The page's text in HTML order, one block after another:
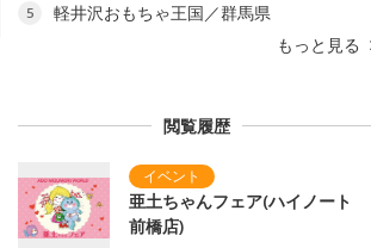
5
軽井沢おもちゃ王国／群馬県
もっと見る
閲覧履歴
亜土ちゃんフェア(ハイノート
前橋店)